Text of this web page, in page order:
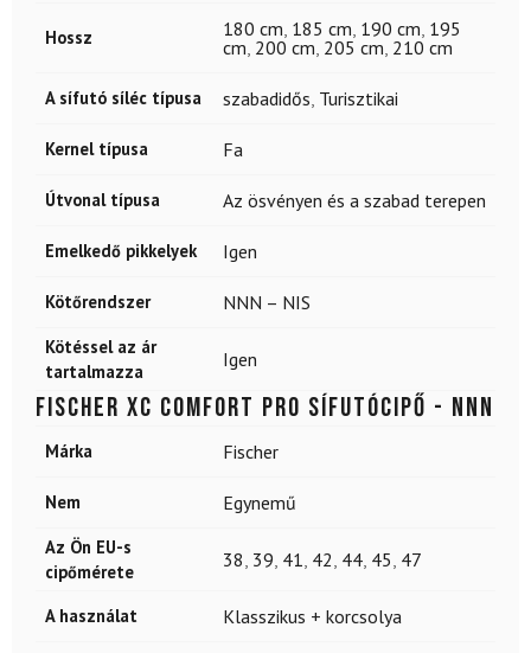
Hossz 180 cm 185 cm 190 cm 195
cm 200 cm 205 cm 210 cm
A sífutó síléc típusa szabadidős Turisztikai
Kernel típusa Fa
Útvonal típusa Az ösvényen és a szabad terepen
Emelkedő pikkelyek Igen
Kötőrendszer NNN – NIS
Kötéssel az ár
tartalmazza
Igen
FISCHER XC Comfort Pro sífutócipő - NNN
Márka Fischer
Nem Egynemű
Az Ön EU-s
cipőmérete
38 39 41 42 44 45 47
A használat Klasszikus + korcsolya